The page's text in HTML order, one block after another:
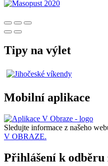
Tipy na výlet
Mobilní aplikace
Sledujte informace z našeho
V OBRAZE.
Přihlášení k odběru